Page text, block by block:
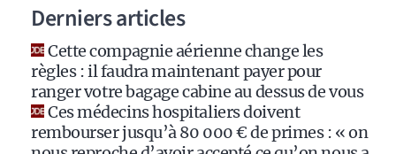
Derniers articles
Cette compagnie aérienne change les
règles : il faudra maintenant payer pour
ranger votre bagage cabine au dessus de vous
Ces médecins hospitaliers doivent
rembourser jusqu’à 80 000 € de primes : « on